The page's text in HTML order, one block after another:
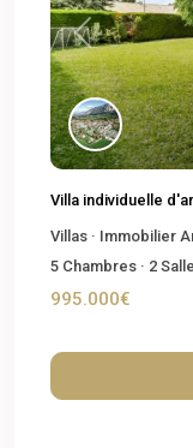
Previous
Villa individuelle
Villas · Immobilier
5 Chambres · 2
995.000€